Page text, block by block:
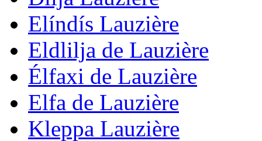
Elíndís Lauzière
Eldlilja de Lauzière
Élfaxi de Lauzière
Elfa de Lauzière
Kleppa Lauzière